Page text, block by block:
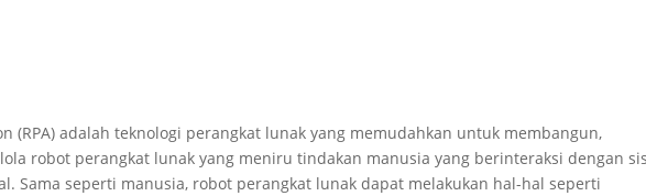
(RPA) adalah teknologi perangkat lunak yang memudahkan untuk membangun,
robot perangkat lunak yang meniru tindakan manusia yang berinteraksi dengan
Sama seperti manusia, robot perangkat lunak dapat melakukan hal-hal seperti